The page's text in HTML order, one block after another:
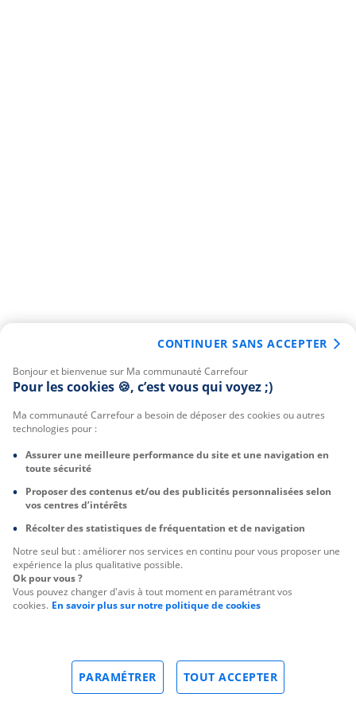
Bonjour et bienvenue sur Ma communauté Carrefour
Pour les cookies 🍪, c’est vous qui voyez ;)
Ma communauté Carrefour a besoin de déposer des cookies ou autres
technologies pour :
Assurer une meilleure performance du site et une navigation en
toute sécurité
Proposer des contenus et/ou des publicités personnalisées selon
vos centres d’intérêts
Récolter des statistiques de fréquentation et de navigation
Notre seul but : améliorer nos services en continu pour vous proposer une
expérience la plus qualitative possible.
Ok pour vous ?
Vous pouvez changer d'avis à tout moment en paramétrant vos
cookies. En savoir plus sur notre politique de cookies
TOUT ACCEPTER
PARAMÉTRER
CONTINUER SANS ACCEPTER